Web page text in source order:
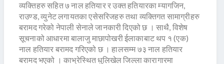
व्यक्तिहरु सहित ७ नाल हतियार र उक्त हतियारका म्यागजिन,
राउण्ड, व्युनेट लगायतका एसेसरिजहरु तथा व्यक्तिगत सामाग्रीहरु
बरामद गरेको नेपाली सेनाले जानकारी दिएको छ । साथै, विशेष
सूचनाको आधारमा बालाजु माछापोखरी ईलाकाबाट थप १ (एक)
नाल हतियार बरामद गरिएको छ । हालसम्म ७३ नाल हतियार
बरामद भएको । काभ्रेस्थित धुलिखेल जिल्ला कारागारमा